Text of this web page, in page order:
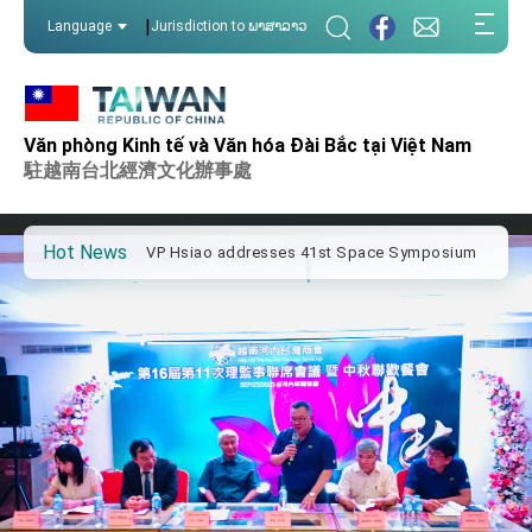
Language | Jurisdiction to ພາສາລາວ
Văn phòng Kinh tế và Văn hóa Đài Bắc tại Việt Nam
駐越南台北經濟文化辦事處
Hot News
Important Remarks of the Ministry of Foreign
Affairs
Taiwan government to open office in Arizona,
advancing Taiwan-US exchanges and
cooperation
for state visit
VP Hsiao addresses 41st Space Symposium
President Lai’s remarks for Lunar New Year
President Lai interviewed by AFP
President Lai holds press conference on
Taiwan- US Economic Prosperity Partnership
Dialogue
FM Lin attends Taiwan Panorama exhibit at
TIBE
President Lai meets US delegation led by